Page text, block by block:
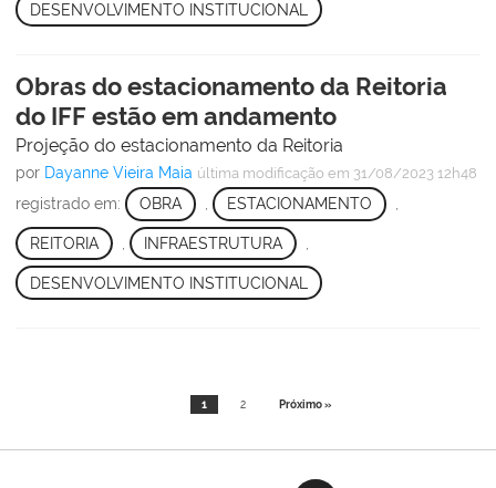
DESENVOLVIMENTO INSTITUCIONAL
Obras do estacionamento da Reitoria
do IFF estão em andamento
Projeção do estacionamento da Reitoria
por Dayanne Vieira Maia última modificação em 31/08/2023 12h48
registrado em: OBRA , ESTACIONAMENTO ,
REITORIA INFRAESTRUTURA
DESENVOLVIMENTO INSTITUCIONAL
1 2 Próximo »